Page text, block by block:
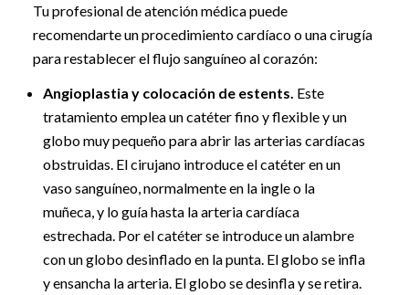
Tu profesional de atención médica puede
recomendarte un procedimiento cardíaco o una cirugía
para restablecer el flujo sanguíneo al corazón:
Angioplastia y colocación de estents. Este
tratamiento emplea un catéter fino y flexible y un
globo muy pequeño para abrir las arterias cardíacas
obstruidas. El cirujano introduce el catéter en un
vaso sanguíneo, normalmente en la ingle o la
muñeca, y lo guía hasta la arteria cardíaca
estrechada. Por el catéter se introduce un alambre
con un globo desinflado en la punta. El globo se infla
y ensancha la arteria. El globo se desinfla y se retira.